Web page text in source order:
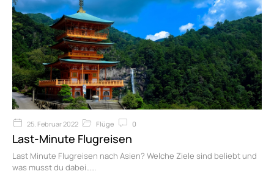
25. Februar 2022 Flüge 0
Last-Minute Flugreisen
Last Minute Flugreisen nach Asien? Welche Ziele sind beliebt und
was musst du dabei…